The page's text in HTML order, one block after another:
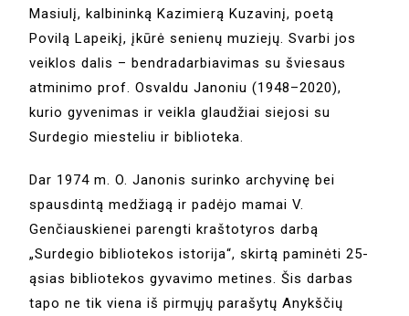
Masiulį, kalbininką Kazimierą Kuzavinį, poetą
Povilą Lapeikį, įkūrė senienų muziejų. Svarbi jos
veiklos dalis – bendradarbiavimas su šviesaus
atminimo prof. Osvaldu Janoniu (1948–2020),
kurio gyvenimas ir veikla glaudžiai siejosi su
Surdegio miesteliu ir biblioteka.
Dar 1974 m. O. Janonis surinko archyvinę bei
spausdintą medžiagą ir padėjo mamai V.
Genčiauskienei parengti kraštotyros darbą
„Surdegio bibliotekos istorija“, skirtą paminėti 25-
ąsias bibliotekos gyvavimo metines. Šis darbas
tapo ne tik viena iš pirmųjų parašytų Anykščių